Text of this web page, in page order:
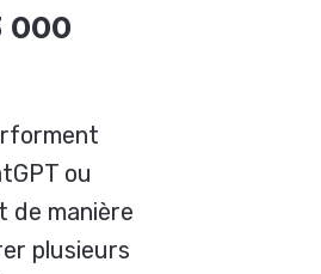
000
ou
de manière
plusieurs